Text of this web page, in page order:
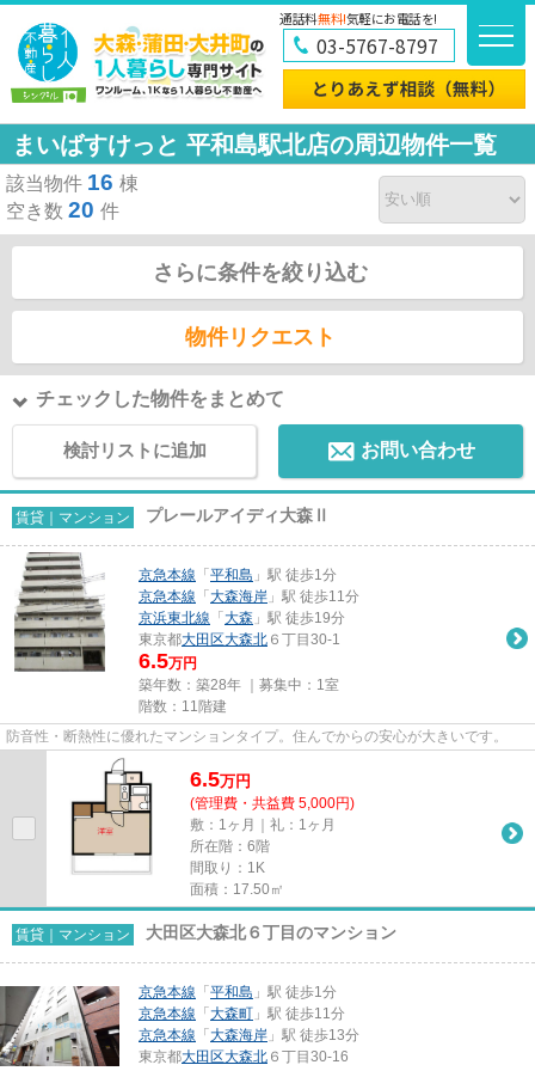
通話料無料!気軽にお電話を!
03-5767-8797
まいばすけっと 平和島駅北店の周辺物件一覧
該当物件 16 棟
空き数 20 件
さらに条件を絞り込む
物件リクエスト
チェックした物件をまとめて
検討リストに追加 お問い合わせ
賃貸｜マンション プレールアイディ大森Ⅱ
京急本線 「 平和島 」駅 徒歩1分
京急本線 「 大森海岸 」駅 徒歩11分
京浜東北線 「 大森 」駅 徒歩19分
東京都大田区大森北 ６丁目30-1
6.5万円
築年数：築28年 ｜募集中： 1室
階数：11階建
防音性・断熱性に優れたマンションタイプ。住んでからの安心が大きいです。
6.5万円
(管理費・共益費 5,000円)
敷：1ヶ月｜礼：1ヶ月
所在階：6階
間取り：1K
面積：17.50㎡
賃貸｜マンション 大田区大森北６丁目のマンション
京急本線 「 平和島 」駅 徒歩1分
京急本線 「 大森町 」駅 徒歩11分
京急本線 「 大森海岸 」駅 徒歩13分
東京都大田区大森北 ６丁目30-16